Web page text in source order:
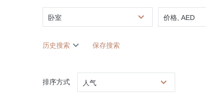
卧室 价格, AED
历史搜索 保存搜索
排序方式 人气